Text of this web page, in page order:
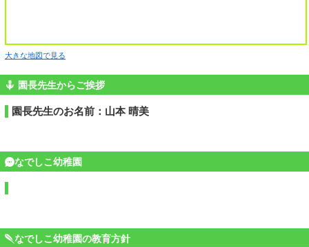
大きな地図で見る
園長先生からご挨拶
園長先生のお名前：山本 晴美
なでしこ幼稚園
なでしこ幼稚園の教育方針